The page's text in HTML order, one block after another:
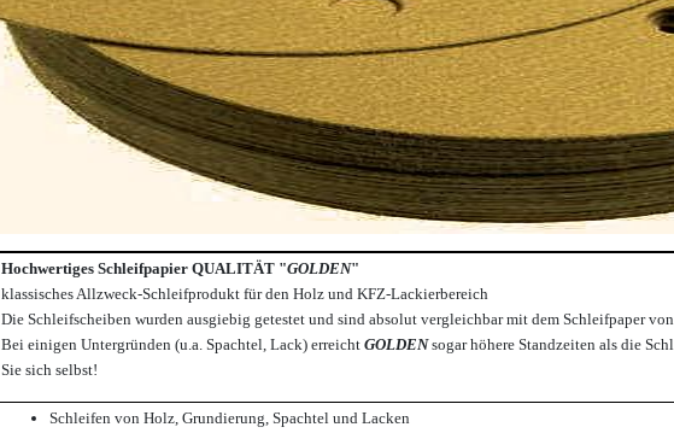
Hochwertiges Schleifpapier QUALITÄT "GOLDEN"
klassisches Allzweck-Schleifprodukt für den Holz und KFZ-Lackierbereich
Die Schleifscheiben wurden ausgiebig getestet und sind absolut vergleichbar mit dem Schleifpaper
Bei einigen Untergründen (u.a. Spachtel, Lack) erreicht GOLDENsogar höhere Standzeiten als die
Sie sich selbst!
Schleifen von Holz, Grundierung, Spachtel und Lacken